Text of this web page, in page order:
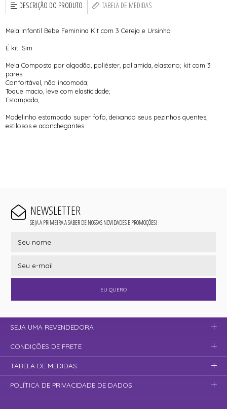
DESCRIÇÃO DO PRODUTO TABELA DE MEDIDAS
Meia Infantil Bebe Feminina Kit com 3 Cereja e Ursinho
É kit: Sim
Meia Composta por algodão, poliéster, poliamida, elastano; kit com 3
pares.
Confortável, não incomoda;
Toque macio, leve com elasticidade;
Estampada;
Modelinho estampado super fofo, deixando seus pezinhos quentes,
estilosos e aconchegantes.
NEWSLETTER
SEJA A PRIMEIRA A SABER DE NOSSAS NOVIDADES E PROMOÇÕES!
EU QUERO
SEJA UMA REVENDEDORA
CONDIÇÕES DE FRETE
TABELA DE MEDIDAS
POLÍTICA DE PRIVACIDADE DE DADOS